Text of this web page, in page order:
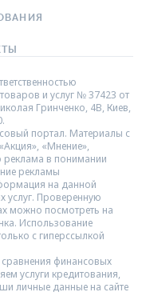
и услуг № 37423 от
Гринченко, 4В, Киев,
портал. Материалы с
«Мнение»,
реклама в понимании
рекламы
на данной
услуг. Проверенную
можно посмотреть на
Использование
с гиперссылкой
финансовых
услуги кредитования,
личные данные на сайте